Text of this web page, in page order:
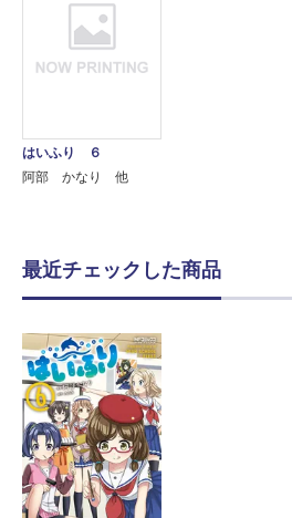
はいふり ６
阿部 かなり 他
最近チェックした商品